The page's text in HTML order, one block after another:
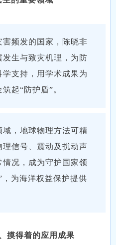
害频发的国家，陈晓非
发生与致灾机理，为防
支持，用学术成果为
起“防护盾”。
域，地球物理方法可精
信号、震动及扰动声
况，成为守护国家领
，为海洋权益保护提供
摸得着的应用成果